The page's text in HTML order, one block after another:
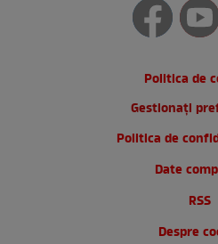
Politica de
Gestionați
Politica de
Date
RSS
Despre